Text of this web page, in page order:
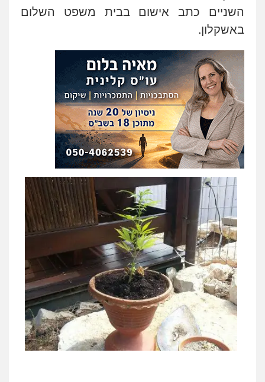
השניים כתב אישום בבית משפט השלום
באשקלון.
ניר קידר – צלם
צילום עורכי דין שירותים מקצועיים לעורכי
דין
0504578527
רונן הלל – מוניטין
מחיקת כתבות מגוגל ודחיקת אזכורים